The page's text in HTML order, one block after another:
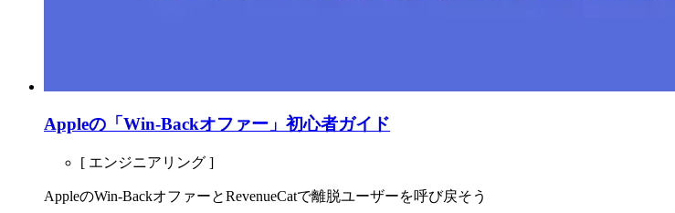
Appleの「Win-Backオファー」初心者ガイド
[ エンジニアリング ]
AppleのWin-BackオファーとRevenueCatで離脱ユーザーを呼び戻そう